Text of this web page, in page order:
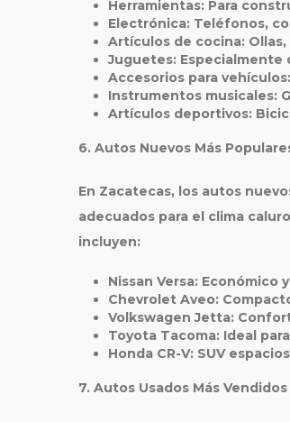
Herramientas: Para
Electrónica: Teléfonos,
Artículos de cocina:
Juguetes: Especialmente
Accesorios para vehículos
Instrumentos musicales:
Artículos deportivos:
6. Autos Nuevos Más
En Zacatecas, los autos
adecuados para el clima
incluyen:
Nissan Versa: Económico
Chevrolet Aveo:
Volkswagen Jetta:
Toyota Tacoma: Ideal
Honda CR-V: SUV
7. Autos Usados Más Vendidos